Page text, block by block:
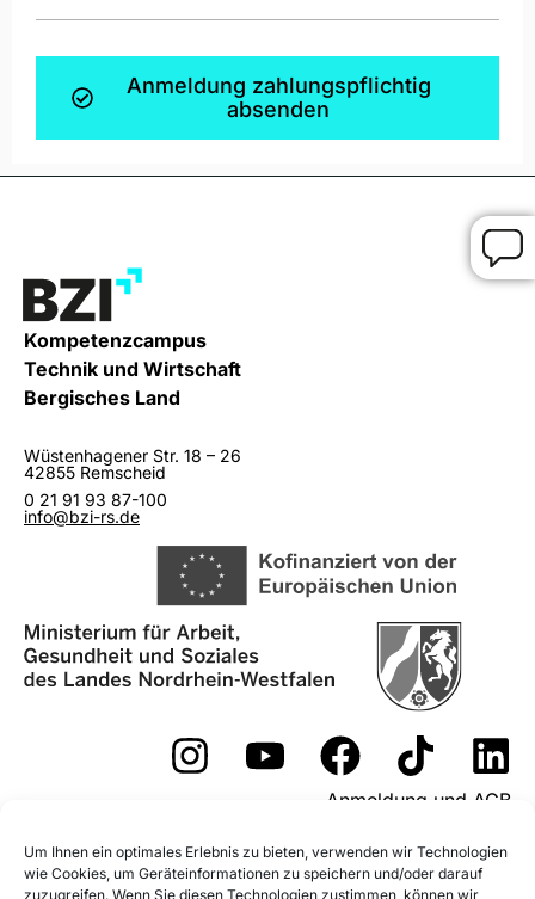
Um Ihnen ein optimales Erlebnis zu bieten, verwenden wir Technologien
wie Cookies, um Geräteinformationen zu speichern und/oder darauf
zuzugreifen. Wenn Sie diesen Technologien zustimmen, können wir
Anmeldung zahlungspflichtig
absenden
Kompetenzcampus
Technik und Wirtschaft
Bergisches Land
Wüstenhagener Str. 18 – 26
42855 Remscheid
0 21 91 93 87-100
info@bzi-rs.de
Anmeldung und AGB
Widerrufsformular
Fördermöglichkeiten